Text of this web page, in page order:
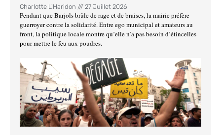
Charlotte L'Haridon 27 Juillet 2026
Pendant que Barjols brûle de rage et de braises, la mairie préfère
guerroyer contre la solidarité. Entre ego municipal et amateurs au
front, la politique locale montre qu’elle n’a pas besoin d’étincelles
pour mettre le feu aux poudres.